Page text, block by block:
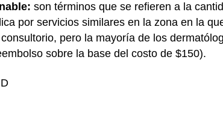
son términos que se refieren a la
por servicios similares en la zona en la
pero la mayoría de los
sobre la base del costo de $150).